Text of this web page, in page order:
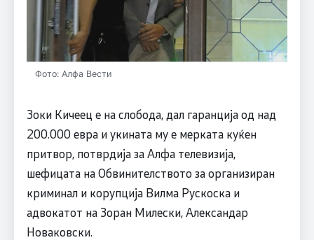
Фото: Алфа Вести
Зоки Кичеец е на слобода, дал гаранција од над
200.000 евра и укината му е мерката куќен
притвор, потврдија за Алфа телевизија,
шефицата на Обвинителството за организиран
криминал и корупција Вилма Рускоска и
адвокатот на Зоран Милески, Александар
Новаковски.